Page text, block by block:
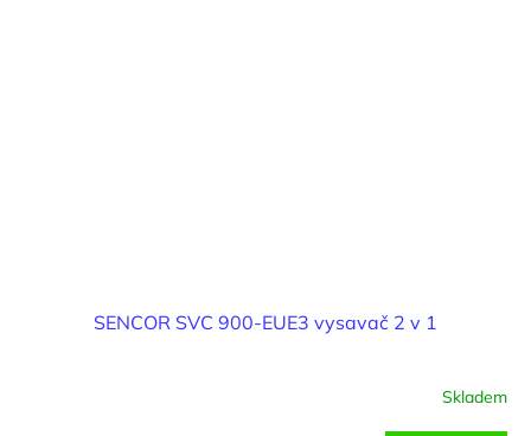
SENCOR SVC 900-EUE3 vysavač 2 v 1
Skladem